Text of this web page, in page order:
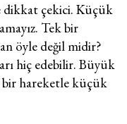
çekici. Küçük
Tek bir
öyle değil midir?
hiç edebilir. Büyük
hareketle küçük